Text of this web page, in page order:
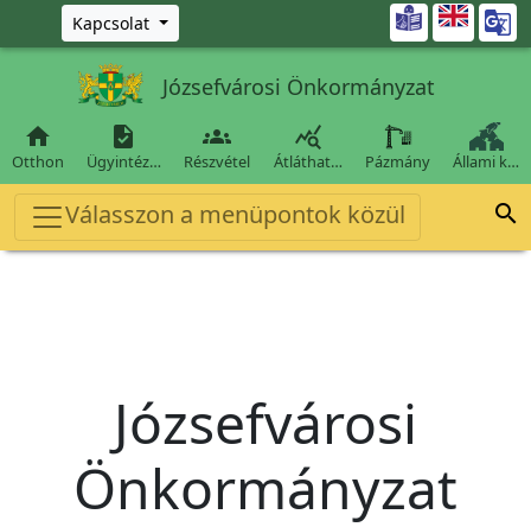
Ugrás a fő tartalomra
Kapcsolat 
Józsefvárosi Önkormányzat

Otthon

Ügyintéz…

Részvétel

Átláthat… Pázmány Állami k…
Válasszon a menüpontok közül 
Józsefvárosi
Önkormányzat